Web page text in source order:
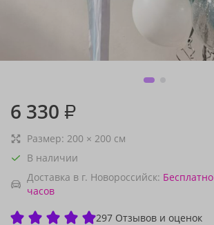
6 330 ₽
Размер: 200 × 200 см
В наличии
Доставка в г. Новороссийск: Бесплатно
часов
297 Отзывов и оценок